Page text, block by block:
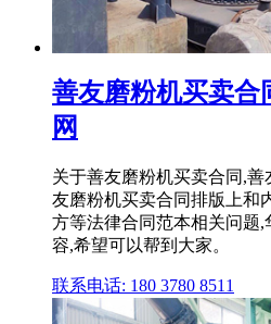
善友磨粉机买卖合
网
关于善友磨粉机买卖合同,
友磨粉机买卖合同排版上和
方等法律合同范本相关问题
容,希望可以帮到大家。
联系电话: 180 3780 8511